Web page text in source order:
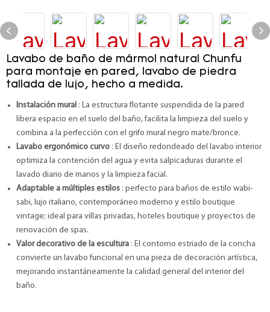
Lavabo de baño de mármol natural Chunfu
para montaje en pared, lavabo de piedra
tallada de lujo, hecho a medida.
Instalación mural: La estructura flotante suspendida de la pared
libera espacio en el suelo del baño, facilita la limpieza del suelo y
combina a la perfección con el grifo mural negro mate/bronce.
Lavabo ergonómico curvo: El diseño redondeado del lavabo interior
optimiza la contención del agua y evita salpicaduras durante el
lavado diario de manos y la limpieza facial.
Adaptable a múltiples estilos: perfecto para baños de estilo wabi-
sabi, lujo italiano, contemporáneo moderno y estilo boutique
vintage; ideal para villas privadas, hoteles boutique y proyectos de
renovación de spas.
Valor decorativo de la escultura: El contorno estriado de la concha
convierte un lavabo funcional en una pieza de decoración artística,
mejorando instantáneamente la calidad general del interior del
baño.